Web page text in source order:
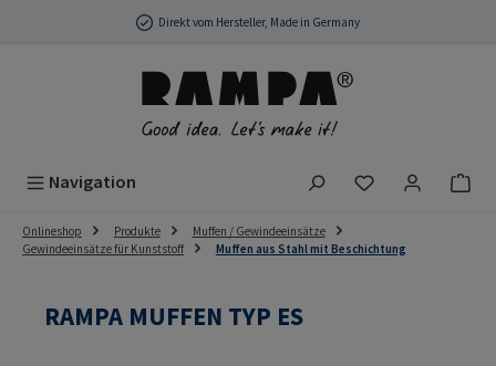
Zum Hauptinhalt springenDirekt vom Hersteller, Made in Germany
Navigation Du hast 0
Onlineshop Produkte
Muffen / Gewindeeinsätze
Gewindeeinsätze für Kunststoff
Muffen aus Stahl mit Beschichtung
RAMPA MUFFEN TYP ES